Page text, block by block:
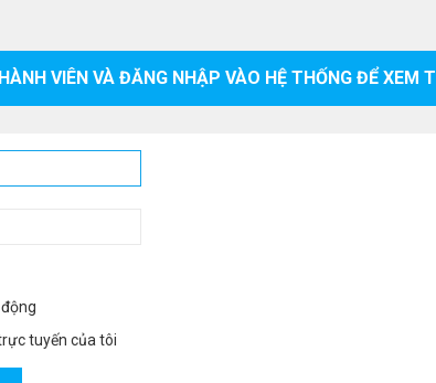
VIÊN VÀ ĐĂNG NHẬP VÀO HỆ THỐNG ĐỂ XEM
tuyến của tôi